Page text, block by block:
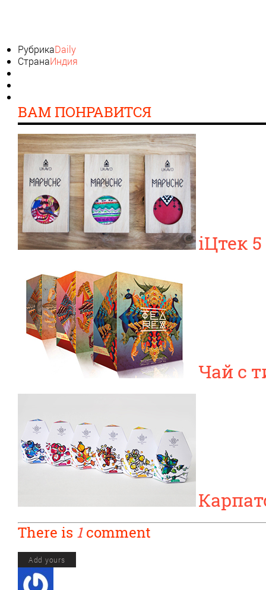
РубрикаDaily
СтранаИндия
ВАМ ПОНРАВИТСЯ
iЦтек 5
Чай с
There is 1comment
Add yours